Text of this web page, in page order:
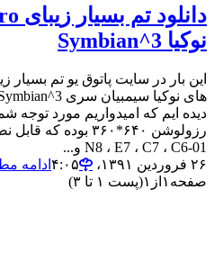
نوکیا Symbian^3
این بار در سایت پاتوق یو تم بسیار
دیده ایم که امیدواریم مورد توجه
رزولوشن ۶۴۰*۳۶۰
N8 ، E7 ، C7 ، C6-01 و...
۲۶ فروردین ۱۳۹۱،‏ ۴:۰۵
ادامه
صفحه ۱ از ۱(پست ۱ تا ۳)